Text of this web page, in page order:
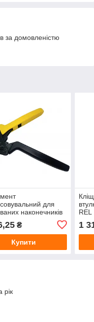
за домовленістю
для
наконечників
₴
Купити
1
рік